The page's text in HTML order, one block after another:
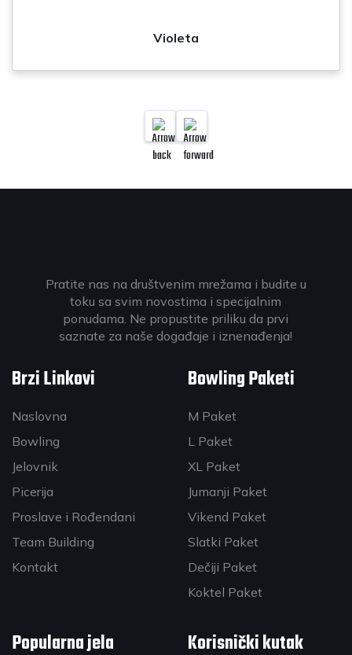
Violeta
Pratite nas na društvenim mrežama i budite u
toku sa svim novostima i specijalnim
ponudama. Ne propustite priliku da prvi
saznate za naše događaje i iznenađenja!
Brzi Linkovi
Naslovna
Bowling
Jelovnik
Picerija
Proslave i Rođendani
Team Building
Kontakt
Bowling Paketi
M Paket
L Paket
XL Paket
Jumanji Paket
Vikend Paket
Slatki Paket
Dečiji Paket
Koktel Paket
Popularna jela Korisnički kutak